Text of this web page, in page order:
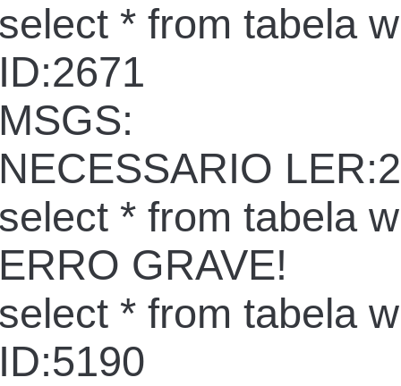
* from tabela
* from tabela
GRAVE!
* from tabela